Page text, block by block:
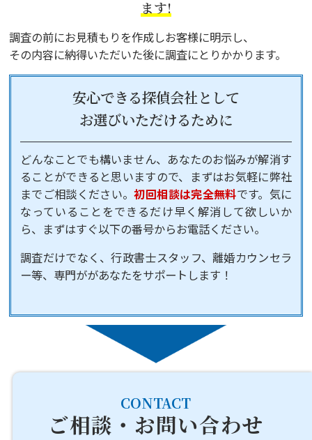
ます!
調査の前にお見積もりを作成しお客様に明示し、
その内容に納得いただいた後に調査にとりかかります。
安心できる探偵会社として
お選びいただけるために
どんなことでも構いません、あなたのお悩みが解消す
ることができると思いますので、まずはお気軽に弊社
までご相談ください。初回相談は完全無料です。気に
なっていることをできるだけ早く解消して欲しいか
ら、まずはすぐ以下の番号からお電話ください。
調査だけでなく、行政書士スタッフ、離婚カウンセラ
ー等、専門ががあなたをサポートします！
CONTACT
ご相談・お問い合わせ